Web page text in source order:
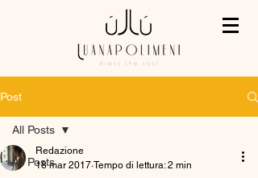
Post
All Posts
All Posts
Redazione
18 mar 2017 Tempo di lettura: 2 min